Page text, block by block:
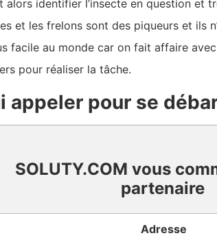
alors identifier l’insecte en question et
et les frelons sont des piqueurs et ils
facile au monde car on fait affaire
pour réaliser la tâche.
appeler pour se
SOLUTY.COM vous
partenaire
Adresse